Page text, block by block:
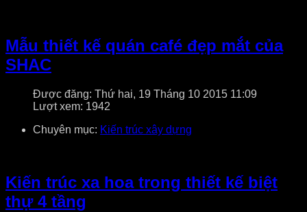
Mẫu thiết kế quán café đẹp mắt của
SHAC
Được đăng: Thứ hai, 19 Tháng 10 2015 11:09
Lượt xem: 1942
Chuyên mục: Kiến trúc xây dựng
Kiến trúc xa hoa trong thiết kế biệt
thự 4 tầng